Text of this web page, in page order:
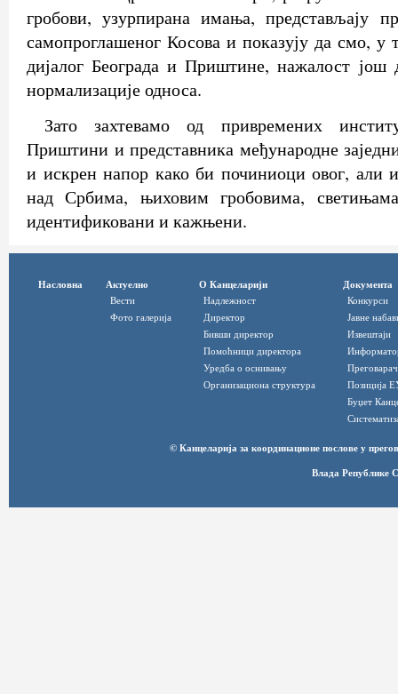
гробови, узурпирана имања, представљају
самопроглашеног Косова и показују да смо, у
дијалог Београда и Приштине, нажалост још
нормализације односа.
Зато захтевамо од привремених
Приштини и представника међународне
и искрен напор како би починиоци овог, али
над Србима, њиховим гробовима,
идентификовани и кажњени.
Насловна Актуелно
Вести
Фото галерија
О Канцеларији
Надлежност
Директор
Бивши директор
Помоћници директора
Уредба о оснивању
Организациона структура
Документа
Конкурси
Јавне
Извештаји
Позиција
Буџет
© Канцеларија за координационе послове у
Влада Републике